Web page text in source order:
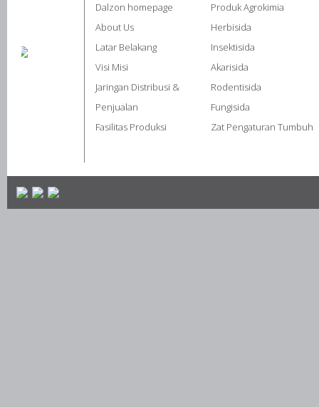
Dalzon homepage
About Us
Latar Belakang
Visi Misi
Jaringan Distribusi &
Penjualan
Fasilitas Produksi
Produk Agrokimia
Herbisida
Insektisida
Akarisida
Rodentisida
Fungisida
Zat Pengaturan Tumbuh